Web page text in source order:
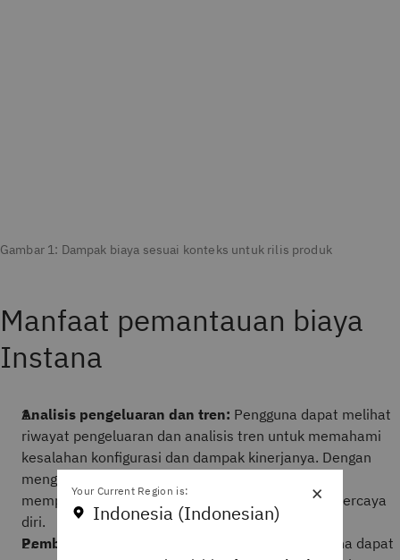
Gambar 1: Dampak biaya sesuai konteks untuk rilis produk
Manfaat pemantauan biaya
Instana
Analisis pengeluaran dan tren: Pengguna dapat melihat
riwayat pengeluaran dan analisis tren untuk memahami
kesalahan konfigurasi dan dampak kinerjanya. Dengan
menggunakan informasi ini pengguna dapat
memperkirakan pengeluaran biaya dengan lebih percaya
diri.
Pemberitahuan proaktif tentang biaya:
Pengguna dapat
×
Your Current Region is:
Indonesia (Indonesian)